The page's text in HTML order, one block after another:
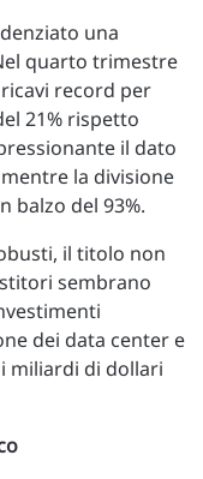
una
quarto trimestre
record per
21% rispetto
il dato
la divisione
balzo del 93%.
il titolo non
sembrano
dei data center e
miliardi di dollari